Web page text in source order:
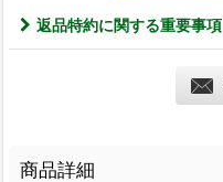
返品特約に関する重要事項
商品詳細